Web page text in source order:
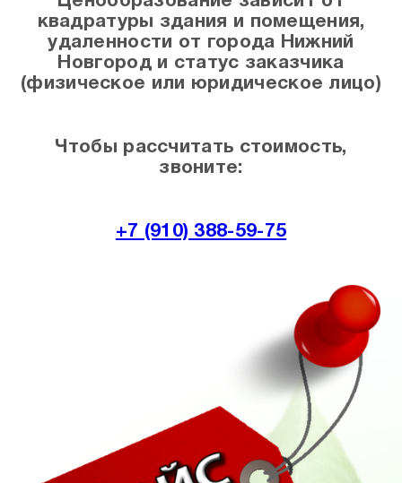
квадратуры здания и помещения,
удаленности от города Нижний
Новгород и статус заказчика
(физическое или юридическое лицо)
Чтобы рассчитать стоимость,
звоните:
+7 (910) 388-59-75